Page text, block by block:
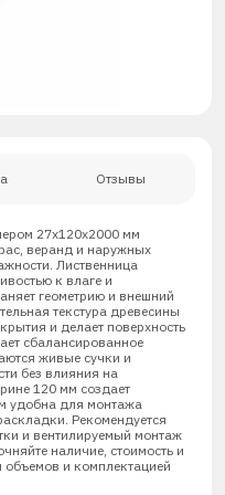
Отзывы
27х120х2000 мм
веранд и наружных
Лиственница
к влаге и
геометрию и внешний
текстура древесины
и делает поверхность
сбалансированное
живые сучки и
без влияния на
120 мм создает
удобна для монтажа
Рекомендуется
и вентилируемый монтаж
наличие, стоимость и
и комплектацией